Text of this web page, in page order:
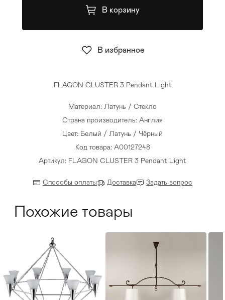
FLAGON CLUSTER 3 Pendant Light
Материал: Латунь / Стекло
Страна производитель: Англия
Цвет: Белый / Латунь / Чёрный
Код товара: A00127248
Артикул: FLAGON CLUSTER 3 Pendant Light
Способы оплаты Доставка Задать вопрос
В корзину
В избранное
Похожие товары